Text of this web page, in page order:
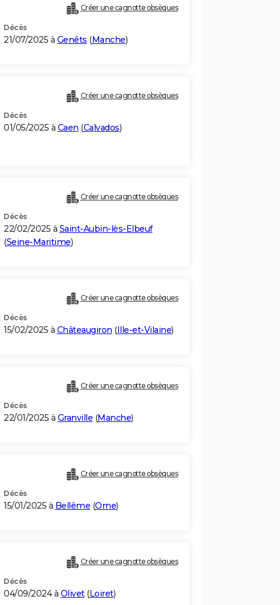
Créer une cagnotte obsèques
Décès
21/07/2025 à Genêts (Manche)
Créer une cagnotte obsèques
Décès
01/05/2025 à Caen (Calvados)
Créer une cagnotte obsèques
Décès
22/02/2025 à Saint-Aubin-lès-Elbeuf
(Seine-Maritime)
Créer une cagnotte obsèques
Décès
15/02/2025 à Châteaugiron (Ille-et-Vilaine)
Créer une cagnotte obsèques
Décès
22/01/2025 à Granville (Manche)
Créer une cagnotte obsèques
Décès
15/01/2025 à Bellême (Orne)
Créer une cagnotte obsèques
Décès
04/09/2024 à Olivet(Loiret)